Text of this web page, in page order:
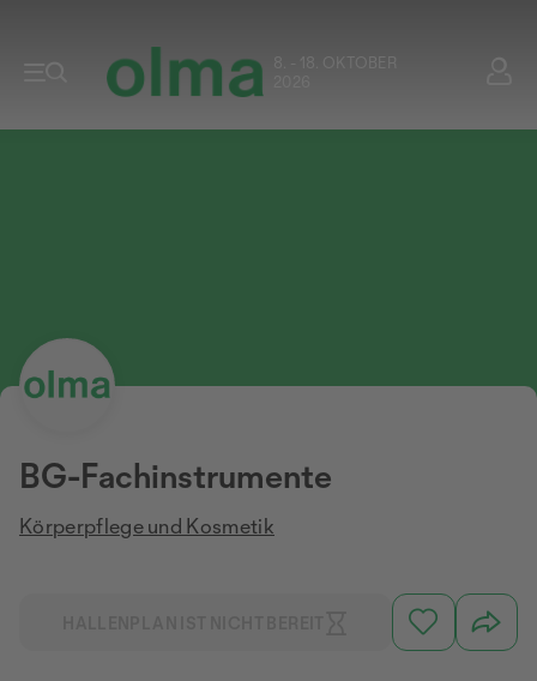
8. - 18. OKTOBER
BG-Fachinstrumente
Körperpflege und Kosmetik